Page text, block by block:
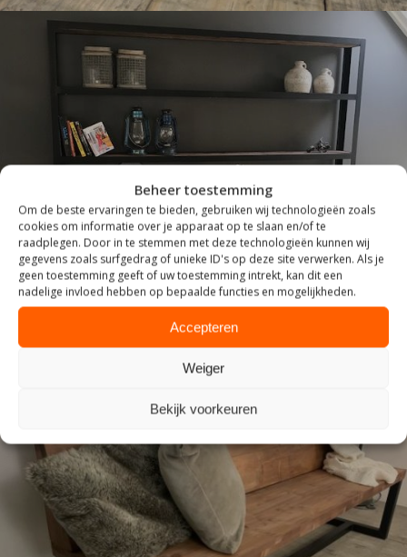
Beheer toestemming
Om de beste ervaringen te bieden, gebruiken wij technologieën zoals
cookies om informatie over je apparaat op te slaan en/of te
raadplegen. Door in te stemmen met deze technologieën kunnen wij
gegevens zoals surfgedrag of unieke ID's op deze site verwerken. Als je
geen toestemming geeft of uw toestemming intrekt, kan dit een
nadelige invloed hebben op bepaalde functies en mogelijkheden.
Accepteren
Weiger
Bekijk voorkeuren
INDUSTRIEEL